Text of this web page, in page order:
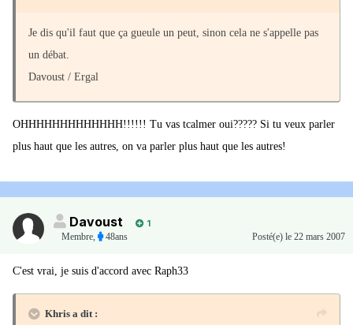
Je dis qu'il faut que ça gueule un peut, sinon cela ne s'appelle pas
un débat.
Davoust / Ergal
OHHHHHHHHHHHHH!!!!!! Tu vas tcalmer oui????? Si tu veux parler
plus haut que les autres, on va parler plus haut que les autres!
Davoust
1
Membre, 48ans Posté(e) le 22 mars 2007
C'est vrai, je suis d'accord avec Raph33
Khris a dit :